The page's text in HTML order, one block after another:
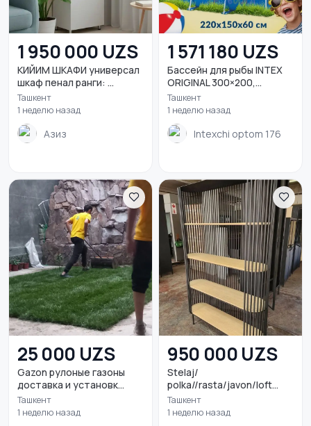
1 950 000 UZS
КИЙИМ ШКАФИ универсал
шкаф пенал ранги: ...
Ташкент
1 неделю назад
Азиз
1 571 180 UZS
Бассейн для рыбы INTEX
ORIGINAL 300×200,...
Ташкент
1 неделю назад
Intexchi optom 176
25 000 UZS
Gazon рулоные газоны
доставка и установк...
Ташкент
1 неделю назад
950 000 UZS
Stelaj/
polka//rasta/javon/loft
mebel
Ташкент
1 неделю назад